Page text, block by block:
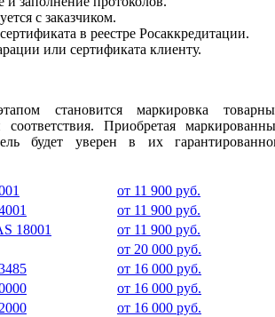
с заказчиком.
в реестре Росаккредитации.
или сертификата клиенту.
становится маркировка
соответствия. Приобретая
будет уверен в их
от 11 900 руб.
от 11 900 руб.
18001
от 11 900 руб.
от 20 000 руб.
от 16 000 руб.
от 16 000 руб.
от 16 000 руб.